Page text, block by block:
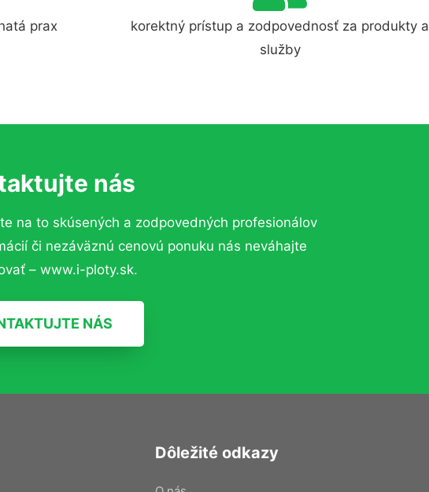
prax
korektný prístup a zodpovednosť za produkty a
služby
nás
na to skúsených a zodpovedných profesionálov
či nezáväznú cenovú ponuku nás neváhajte
– www.i-ploty.sk.
NÁS
Dôležité odkazy